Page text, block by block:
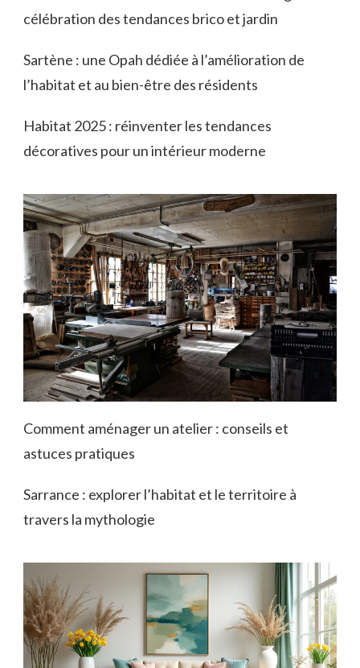
célébration des tendances brico et jardin
Sartène : une Opah dédiée à l’amélioration de
l’habitat et au bien-être des résidents
Habitat 2025 : réinventer les tendances
décoratives pour un intérieur moderne
Comment aménager un atelier : conseils et
astuces pratiques
Sarrance : explorer l’habitat et le territoire à
travers la mythologie